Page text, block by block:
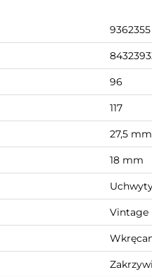
9362355
96
117
27,5 mm
18 mm
Vintage